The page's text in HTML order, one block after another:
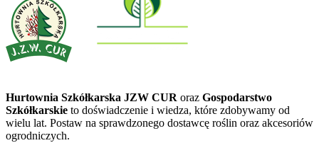
Hurtownia Szkółkarska JZW CUR oraz Gospodarstwo
Szkółkarskie to doświadczenie i wiedza, które zdobywamy od
wielu lat. Postaw na sprawdzonego dostawcę roślin oraz akcesoriów
ogrodniczych.